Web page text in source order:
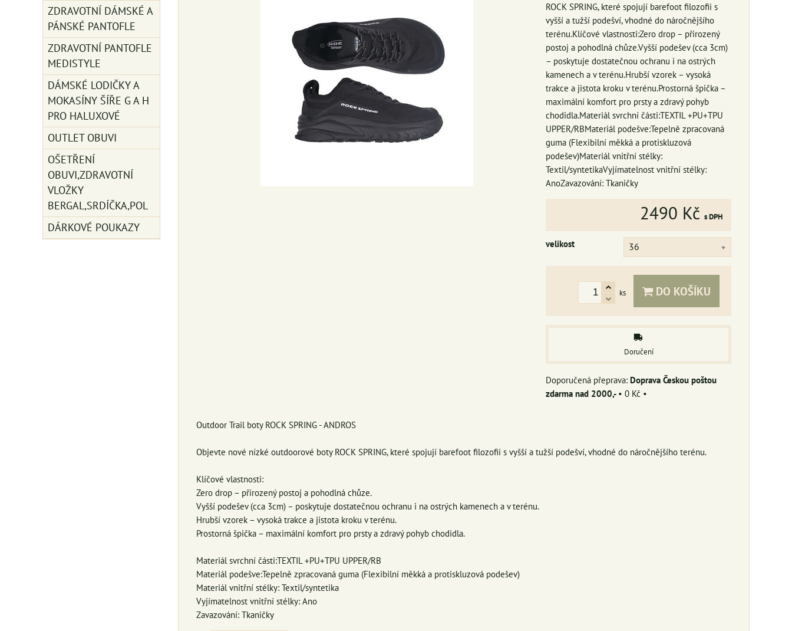
ROCK SPRING, které spojují barefoot filozofii s
vyšší a tužší podešví, vhodné do náročnějšího
terénu.Klíčové vlastnosti:Zero drop – přirozený
postoj a pohodlná chůze.Vyšší podešev (cca 3cm)
– poskytuje dostatečnou ochranu i na ostrých
kamenech a v terénu.Hrubší vzorek – vysoká
trakce a jistota kroku v terénu.Prostorná špička –
maximální komfort pro prsty a zdravý pohyb
chodidla.Materiál svrchní části:TEXTIL +PU+TPU
UPPER/RBMateriál podešve:Tepelně zpracovaná
guma (Flexibilní měkká a protiskluzová
podešev)Materiál vnitřní stélky:
Textil/syntetikaVyjímatelnost vnitřní stélky:
AnoZavazování: Tkaničky
2490 Kč s DPH
velikost 36
ks DO KOŠÍKU
Doručení
Doprava Českou poštou
zdarma nad 2000,- • 0 Kč •
Outdoor Trail boty ROCK SPRING - ANDROS
Objevte nové nízké outdoorové boty ROCK SPRING, které spojují barefoot filozofii s vyšší a tužší podešví, vhodné do náročnějšího terénu.
Klíčové vlastnosti:
Zero drop – přirozený postoj a pohodlná chůze.
Vyšší podešev (cca 3cm) – poskytuje dostatečnou ochranu i na ostrých kamenech a v terénu.
Hrubší vzorek – vysoká trakce a jistota kroku v terénu.
Prostorná špička – maximální komfort pro prsty a zdravý pohyb chodidla.
Materiál svrchní části:TEXTIL +PU+TPU UPPER/RB
Materiál podešve:Tepelně zpracovaná guma (Flexibilní měkká a protiskluzová podešev)
Materiál vnitřní stélky: Textil/syntetika
Vyjímatelnost vnitřní stélky: Ano
Zavazování: Tkaničky
ZDRAVOTNÍ DÁMSKÉ A
PÁNSKÉ PANTOFLE
ZDRAVOTNÍ PANTOFLE
MEDISTYLE
DÁMSKÉ LODIČKY A
MOKASÍNY ŠÍŘE G A H
PRO HALUXOVÉ
OUTLET OBUVI
OŠETŘENÍ
OBUVI,ZDRAVOTNÍ
VLOŽKY
BERGAL,SRDÍČKA,POL
DÁRKOVÉ POUKAZY